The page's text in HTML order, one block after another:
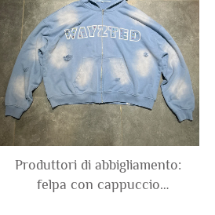
Produttori di abbigliamento:
felpa con cappuccio